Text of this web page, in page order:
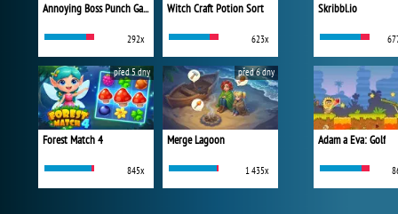
Annoying Boss Punch Game
292x
Witch Craft Potion Sort
623x
Forest Match 4
845x
před 5 dny
Merge Lagoon
1 435x
před 6 dny
Skribbl.io
Adam a Eva: Golf